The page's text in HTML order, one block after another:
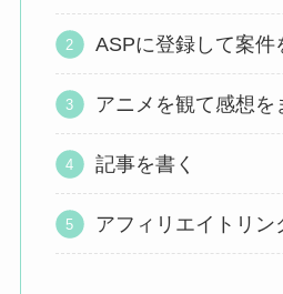
ASPに登録して案件
アニメを観て感想を
記事を書く
アフィリエイトリン